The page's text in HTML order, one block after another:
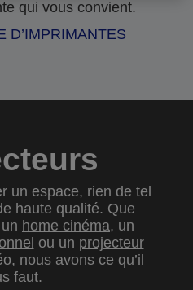
qui vous convient.
D’IMPRIMANTES
un espace, rien de tel
haute qualité. Que
home cinéma, un
ou un projecteur
, nous avons ce qu’il
faut.